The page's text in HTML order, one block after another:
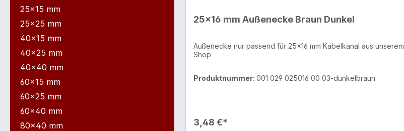
25x15 mm
25x25 mm
40x15 mm
40x25 mm
40x40 mm
60x15 mm
60x25 mm
60x40 mm
80x40 mm
25x16 mm Außenecke Braun Dunkel
Außenecke nur passend für 25x16 mm Kabelkanal aus unserem
Shop
Produktnummer: 001 029 025016 00 03-dunkelbraun
3,48 €*